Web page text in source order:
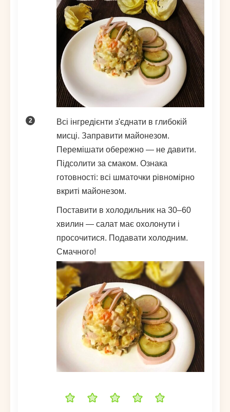
Всі інгредієнти з'єднати в глибокій
мисці. Заправити майонезом.
Перемішати обережно — не давити.
Підсолити за смаком. Ознака
готовності: всі шматочки рівномірно
вкриті майонезом.
Поставити в холодильник на 30–60
хвилин — салат має охолонути і
просочитися. Подавати холодним.
Смачного!